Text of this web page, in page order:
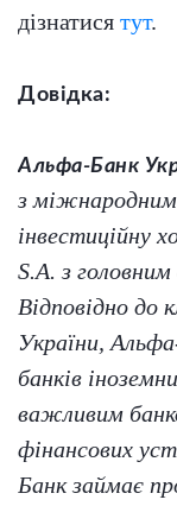
дізнатися тут.
Довідка:
Альфа-Банк
з
інвестиційну
S.A. з
Відповідно до
України,
банків
важливим
фінансових
Банк займає